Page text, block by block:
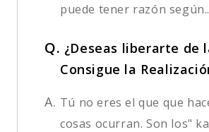
puede tener razón
Q. ¿Deseas liberarte de
Consigue la
A. Tú no eres el que que
cosas ocurran. Son los"